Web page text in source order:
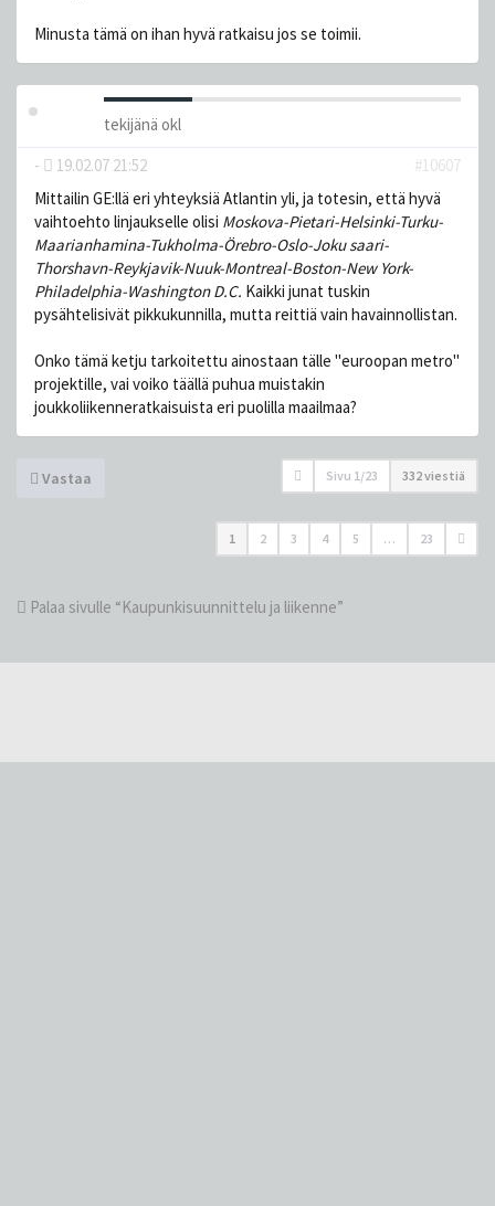
Minusta tämä on ihan hyvä ratkaisu jos se toimii.
tekijänä okl
-
19.02.07 21:52
#10607
Mittailin GE:llä eri yhteyksiä Atlantin yli, ja totesin, että hyvä
vaihtoehto linjaukselle olisi Moskova-Pietari-Helsinki-Turku-
Maarianhamina-Tukholma-Örebro-Oslo-Joku saari-
Thorshavn-Reykjavik-Nuuk-Montreal-Boston-New York-
Philadelphia-Washington D.C. Kaikki junat tuskin
pysähtelisivät pikkukunnilla, mutta reittiä vain havainnollistan.
Onko tämä ketju tarkoitettu ainostaan tälle "euroopan metro"
projektille, vai voiko täällä puhua muistakin
joukkoliikenneratkaisuista eri puolilla maailmaa?
Vastaa Sivu 1/23 332 viestiä
1 2 3 4 5 … 23
Palaa sivulle “Kaupunkisuunnittelu ja liikenne”